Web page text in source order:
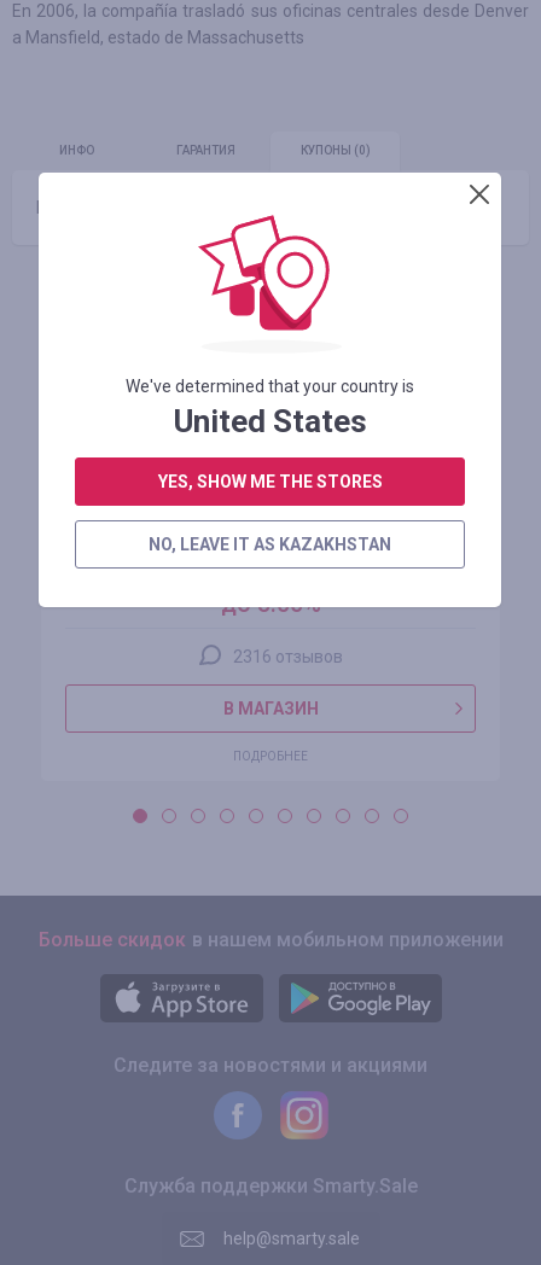
En 2006, la compañía trasladó sus oficinas centrales desde Denver
a Mansfield, estado de Massachusetts
ИНФО ГАРАНТИЯ КУПОНЫ (0)
Похожие магазины
AliExpress
до 5.00%
2316 отзывов
В МАГАЗИН
ПОДРОБНЕЕ
Больше скидок в нашем мобильном приложении
Следите за новостями и акциями
Служба поддержки Smarty.Sale
help@smarty.sale
We've determined that your country is
United States
YES, SHOW ME THE STORES
NO, LEAVE IT AS KAZAKHSTAN